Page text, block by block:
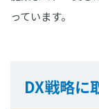
っています。
DX戦略に